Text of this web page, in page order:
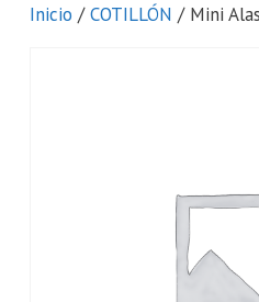
Inicio /COTILLÓN / Mini